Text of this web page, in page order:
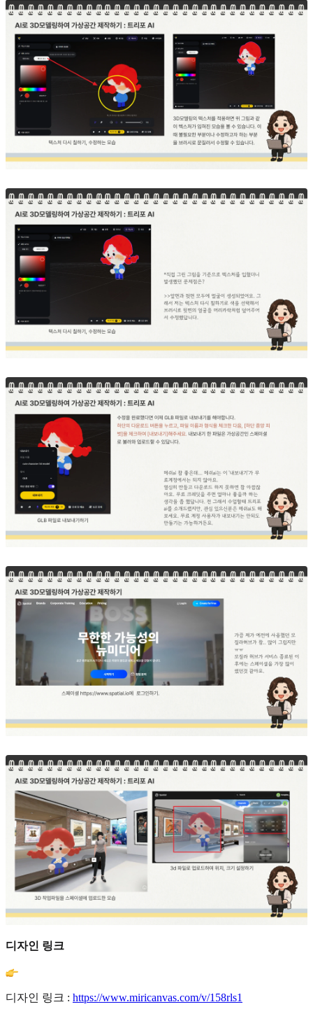
디자인 링크
디자인 링크 : https://www.miricanvas.com/v/158rls1